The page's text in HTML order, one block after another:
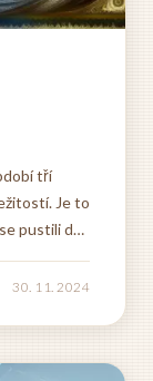
tří
Je to
pustili do
krátká
30. 11. 2024